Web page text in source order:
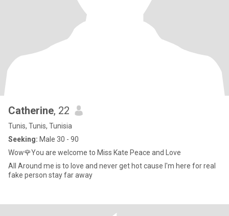
Catherine, 22
Tunis, Tunis, Tunisia
Seeking: Male 30 - 90
Wow🌹You are welcome to Miss Kate Peace and Love
All Around me is to love and never get hot cause I'm here for real
fake person stay far away